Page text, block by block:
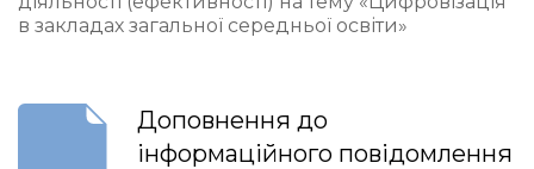
в закладах загальної середньої освіти»
Доповнення до
інформаційного повідомлення